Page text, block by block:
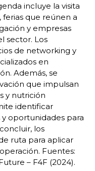
incluye la visita
que reúnen a
y empresas
sector. Los
de networking y
en
Además, se
que impulsan
y nutrición
identificar
oportunidades para
los
ruta para aplicar
Fuentes:
– F4F (2024).